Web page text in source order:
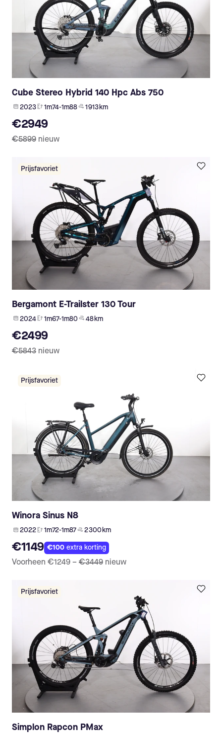
Cube Stereo Hybrid 140 Hpc Abs 750
2023 1m74-1m88 1 913 km
€2949
€5899 nieuw
Prijsfavoriet
Bergamont E-Trailster 130 Tour
2024 1m67-1m80 48 km
€2499
€5843 nieuw
Prijsfavoriet
Winora Sinus N8
2022 1m72-1m87 2 300 km
€1149 €100extra korting
Voorheen €1249 – €3449 nieuw
Prijsfavoriet
Simplon Rapcon PMax